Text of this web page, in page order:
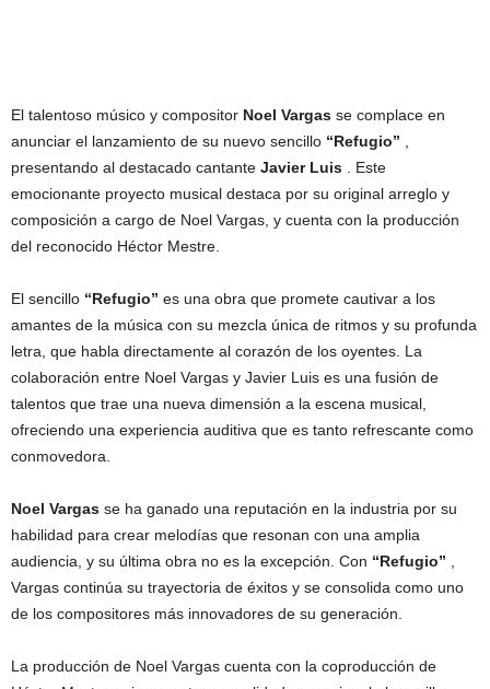
El talentoso músico y compositor Noel Vargas se complace en
anunciar el lanzamiento de su nuevo sencillo “Refugio”
presentando al destacado cantante Javier Luis . Este
emocionante proyecto musical destaca por su original arreglo y
composición a cargo de Noel Vargas, y cuenta con la producción
del reconocido Héctor Mestre.
El sencillo “Refugio” es una obra que promete cautivar a los
amantes de la música con su mezcla única de ritmos y su profunda
letra, que habla directamente al corazón de los oyentes. La
colaboración entre Noel Vargas y Javier Luis es una fusión de
talentos que trae una nueva dimensión a la escena musical,
ofreciendo una experiencia auditiva que es tanto refrescante como
conmovedora.
Noel Vargas se ha ganado una reputación en la industria por su
habilidad para crear melodías que resonan con una amplia
audiencia, y su última obra no es la excepción. Con “Refugio”
Vargas continúa su trayectoria de éxitos y se consolida como uno
de los compositores más innovadores de su generación.
La producción de Noel Vargas cuenta con la coproducción de